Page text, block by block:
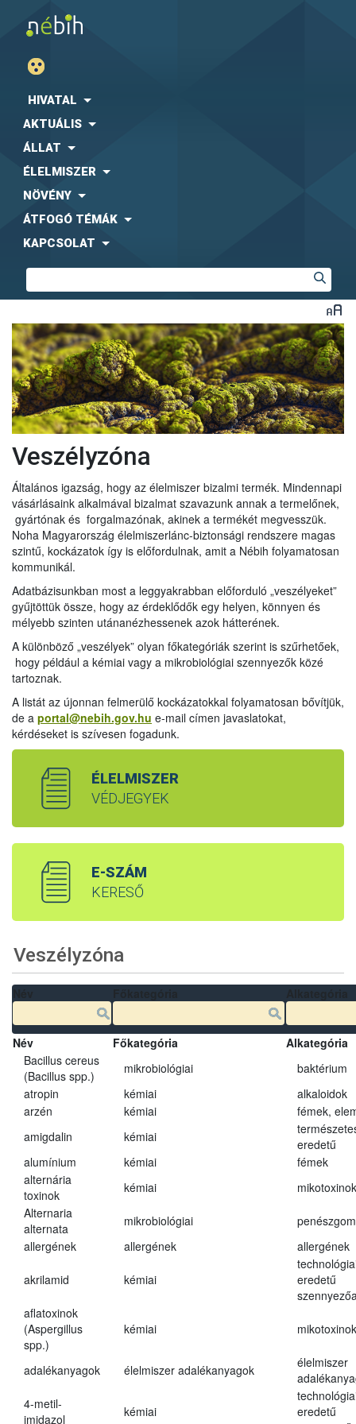
HIVATAL
AKTUÁLIS
ÁLLAT
ÉLELMISZER
NÖVÉNY
ÁTFOGÓ TÉMÁK
KAPCSOLAT
Veszélyzóna
Általános igazság, hogy az élelmiszer bizalmi termék. Mindennapi
vásárlásaink alkalmával bizalmat szavazunk annak a termelőnek,
gyártónak és forgalmazónak, akinek a termékét megvesszük.
Noha Magyarország élelmiszerlánc-biztonsági rendszere magas
szintű, kockázatok így is előfordulnak, amit a Nébih folyamatosan
kommunikál.
Adatbázisunkban most a leggyakrabban előforduló „veszélyeket”
gyűjtöttük össze, hogy az érdeklődők egy helyen, könnyen és
mélyebb szinten utánanézhessenek azok hátterének.
A különböző „veszélyek” olyan főkategóriák szerint is szűrhetőek,
hogy például a kémiai vagy a mikrobiológiai szennyezők közé
tartoznak.
A listát az újonnan felmerülő kockázatokkal folyamatosan bővítjük,
de a portal@nebih.gov.hu e-mail címen javaslatokat,
kérdéseket is szívesen fogadunk.
ÉLELMISZER
VÉDJEGYEK
E-SZÁM
KERESŐ
Veszélyzóna
Név Főkategória
Alkategória
Bacillus cereus
(Bacillus spp.)
mikrobiológiai
baktérium
atropin
kémiai
alkaloidok
arzén
kémiai
fémek,
amigdalin
kémiai
eredetű
alumínium
kémiai
fémek
alternária
toxinok
kémiai
mikotoxinok
Alternaria
alternata
mikrobiológiai
allergének
allergének allergének
akrilamid kémiai
eredetű
aflatoxinok
(Aspergillus
spp.)
kémiai mikotoxinok
adalékanyagok élelmiszer adalékanyagok
élelmiszer
4-metil-
imidazol
kémiai
eredetű